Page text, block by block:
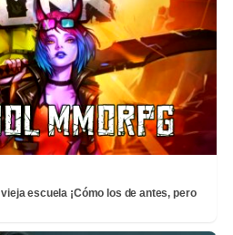
escuela ¡Cómo los de antes, pero